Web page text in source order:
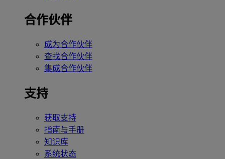
合作伙伴
成为合作伙伴
查找合作伙伴
集成合作伙伴
支持
获取支持
指南与手册
知识库
系统状态